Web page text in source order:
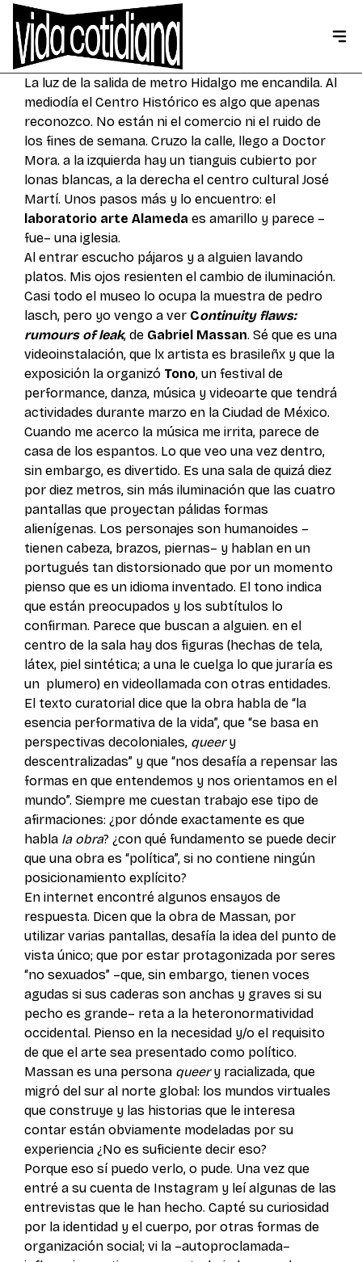
La luz de la salida de metro Hidalgo me encandila. Al
mediodía el Centro Histórico es algo que apenas
reconozco. No están ni el comercio ni el ruido de
los fines de semana. Cruzo la calle, llego a Doctor
Mora. a la izquierda hay un tianguis cubierto por
lonas blancas, a la derecha el centro cultural José
Martí. Unos pasos más y lo encuentro: el
laboratorio arte Alameda es amarillo y parece –
fue– una iglesia.
Al entrar escucho pájaros y a alguien lavando
platos. Mis ojos resienten el cambio de iluminación.
Casi todo el museo lo ocupa la muestra de pedro
lasch, pero yo vengo a ver Continuity flaws:
rumours of leak, de Gabriel Massan. Sé que es una
videoinstalación, que lx artista es brasileñx y que la
exposición la organizó Tono, un festival de
performance, danza, música y videoarte que tendrá
actividades durante marzo en la Ciudad de México.
Cuando me acerco la música me irrita, parece de
casa de los espantos. Lo que veo una vez dentro,
sin embargo, es divertido. Es una sala de quizá diez
por diez metros, sin más iluminación que las cuatro
pantallas que proyectan pálidas formas
alienígenas. Los personajes son humanoides –
tienen cabeza, brazos, piernas– y hablan en un
portugués tan distorsionado que por un momento
pienso que es un idioma inventado. El tono indica
que están preocupados y los subtítulos lo
confirman. Parece que buscan a alguien. en el
centro de la sala hay dos figuras (hechas de tela,
látex, piel sintética; a una le cuelga lo que juraría es
un plumero) en videollamada con otras entidades.
El texto curatorial dice que la obra habla de “la
esencia performativa de la vida”, que “se basa en
perspectivas decoloniales, queery
descentralizadas” y que “nos desafía a repensar las
formas en que entendemos y nos orientamos en el
mundo”. Siempre me cuestan trabajo ese tipo de
afirmaciones: ¿por dónde exactamente es que
habla la obra? ¿con qué fundamento se puede decir
que una obra es “política”, si no contiene ningún
posicionamiento explícito?
En internet encontré algunos ensayos de
respuesta. Dicen que la obra de Massan, por
utilizar varias pantallas, desafía la idea del punto de
vista único; que por estar protagonizada por seres
“no sexuados” –que, sin embargo, tienen voces
agudas si sus caderas son anchas y graves si su
pecho es grande– reta a la heteronormatividad
occidental. Pienso en la necesidad y/o el requisito
de que el arte sea presentado como político.
Massan es una persona queery racializada, que
migró del sur al norte global: los mundos virtuales
que construye y las historias que le interesa
contar están obviamente modeladas por su
experiencia ¿No es suficiente decir eso?
Porque eso sí puedo verlo, o pude. Una vez que
entré a su cuenta de Instagram y leí algunas de las
entrevistas que le han hecho. Capté su curiosidad
por la identidad y el cuerpo, por otras formas de
organización social; vi la –autoproclamada–